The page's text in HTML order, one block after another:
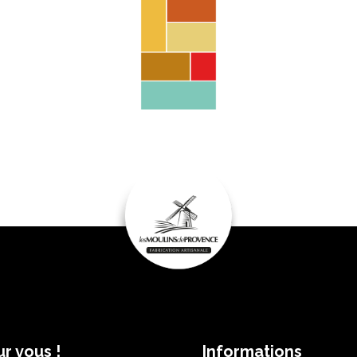
vous ! Informations